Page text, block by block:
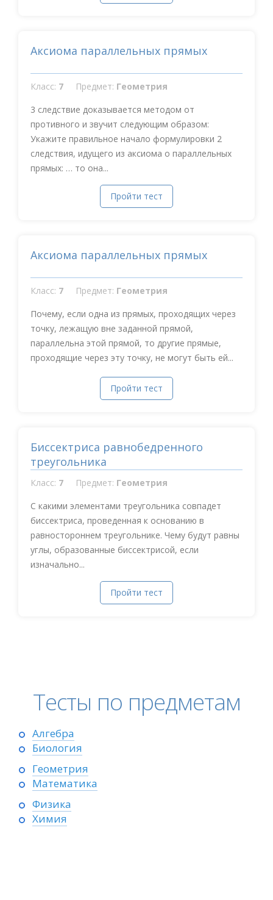
Аксиома параллельных прямых
Класс: 7 Предмет: Геометрия
3 следствие доказывается методом от
противного и звучит следующим образом:
Укажите правильное начало формулировки 2
следствия, идущего из аксиома о параллельных
прямых: … то она...
Пройти тест
Аксиома параллельных прямых
Класс: 7 Предмет: Геометрия
Почему, если одна из прямых, проходящих через
точку, лежащую вне заданной прямой,
параллельна этой прямой, то другие прямые,
проходящие через эту точку, не могут быть ей...
Пройти тест
Биссектриса равнобедренного
треугольника
Класс: 7 Предмет: Геометрия
С какими элементами треугольника совпадет
биссектриса, проведенная к основанию в
равностороннем треугольнике. Чему будут равны
углы, образованные биссектрисой, если
изначально...
Пройти тест
Тесты по предметам
Алгебра
Биология
Геометрия
Математика
Физика
Химия